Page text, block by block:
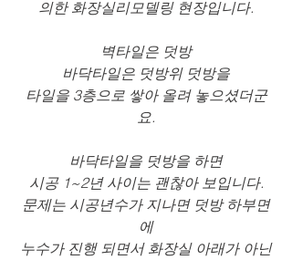
의한 화장실리모델링 현장입니다.
벽타일은 덧방
바닥타일은 덧방위 덧방을
타일을 3층으로 쌓아 올려 놓으셨더군
요.
바닥타일을 덧방을 하면
시공 1~2년 사이는 괜찮아 보입니다.
문제는 시공년수가 지나면 덧방 하부면
에
누수가 진행 되면서 화장실 아래가 아닌